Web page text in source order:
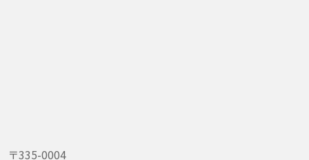
〒335-0004